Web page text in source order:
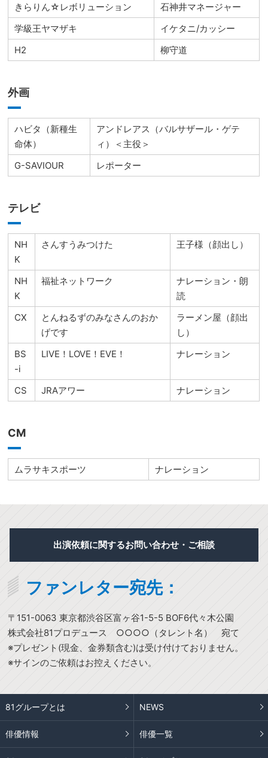
きらりん☆レボリューション
石神井マネージャー
学級王ヤマザキ
イケタニ/カッシー
H2
柳守道
外画
ハビタ（新種生
命体）
アンドレアス（バルサザール・ゲテ
ィ）＜主役＞
G-SAVIOUR
レポーター
テレビ
NH
K
さんすうみつけた 王子様（顔出し）
NH
K
福祉ネットワーク
ナレーション・朗
読
CX
とんねるずのみなさんのおか
げです
ラーメン屋（顔出
し）
BS
-i
LIVE！LOVE！EVE！ ナレーション
CS JRAアワー ナレーション
CM
ムラサキスポーツ ナレーション
出演依頼に関するお問い合わせ・ご相談
ファンレター宛先：
〒151-0063 東京都渋谷区富ヶ谷1-5-5 BOF6代々木公園
株式会社81プロデュース ○○○○（タレント名） 宛て
※プレゼント(現金、金券類含む)は受け付けておりません。
※サインのご依頼はお控えください。
81グループとは NEWS
俳優情報 俳優一覧